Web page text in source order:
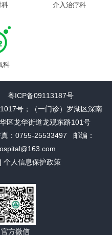
科 介入治疗科
科
ICP备09113187号
号；（一门诊）罗湖区深南
区龙华街道龙观东路101号
：0755-25533497 邮编：
| 个人信息保护政策
官方微信